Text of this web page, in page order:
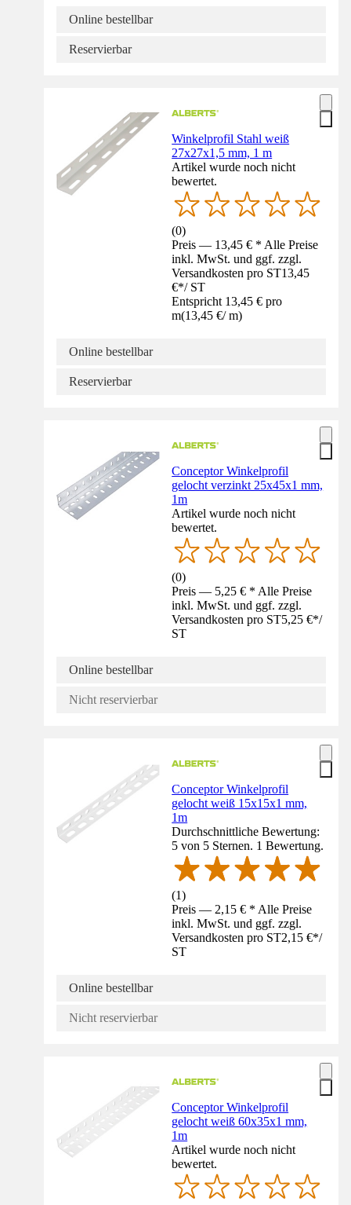
Online bestellbar
Reservierbar
Winkelprofil Stahl weiß
27x27x1,5 mm, 1 m
Artikel wurde noch nicht
bewertet.
(0)
Preis — 13,45 € * Alle Preise
inkl. MwSt. und ggf. zzgl.
Versandkosten pro ST13,45
€*/ ST
Entspricht 13,45 € pro
m(13,45 €/ m)
Online bestellbar
Reservierbar
Conceptor Winkelprofil
gelocht verzinkt 25x45x1 mm,
1m
Artikel wurde noch nicht
bewertet.
(0)
Preis — 5,25 € * Alle Preise
inkl. MwSt. und ggf. zzgl.
Versandkosten pro ST5,25 €*/
ST
Online bestellbar
Nicht reservierbar
Conceptor Winkelprofil
gelocht weiß 15x15x1 mm,
1m
Durchschnittliche Bewertung:
5 von 5 Sternen. 1 Bewertung.
(1)
Preis — 2,15 € * Alle Preise
inkl. MwSt. und ggf. zzgl.
Versandkosten pro ST2,15 €*/
ST
Online bestellbar
Nicht reservierbar
Conceptor Winkelprofil
gelocht weiß 60x35x1 mm,
1m
Artikel wurde noch nicht
bewertet.